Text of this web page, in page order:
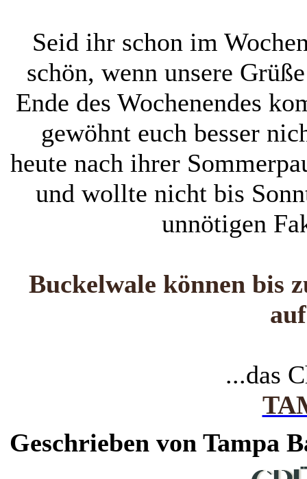
Seid ihr schon im
schön, wenn unsere
Ende des Wochenendes
gewöhnt euch besser
heute nach ihrer
und wollte nicht bis
unnötigen
Buckelwale können bis
...das
Geschrieben von Tampa